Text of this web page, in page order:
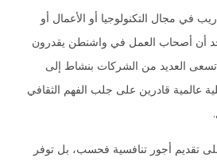
في مجال التكنولوجيا أو الأعمال أو
أن أصحاب العمل في واشنطن يقدرون
تسعى العديد من الشركات بنشاط إلى
قادرين على جلب الفهم الثقافي
تقديم أجور تنافسية فحسب، بل توفر